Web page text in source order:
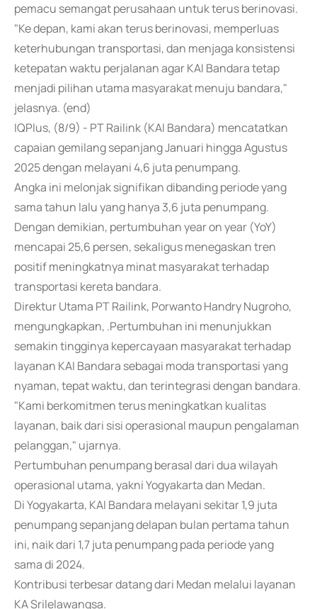
pemacu semangat perusahaan untuk terus berinovasi.
"Ke depan, kami akan terus berinovasi, memperluas
keterhubungan transportasi, dan menjaga konsistensi
ketepatan waktu perjalanan agar KAI Bandara tetap
menjadi pilihan utama masyarakat menuju bandara,"
jelasnya. (end)
IQPlus, (8/9) - PT Railink (KAI Bandara) mencatatkan
capaian gemilang sepanjang Januari hingga Agustus
2025 dengan melayani 4,6 juta penumpang.
Angka ini melonjak signifikan dibanding periode yang
sama tahun lalu yang hanya 3,6 juta penumpang.
Dengan demikian, pertumbuhan year on year (YoY)
mencapai 25,6 persen, sekaligus menegaskan tren
positif meningkatnya minat masyarakat terhadap
transportasi kereta bandara.
Direktur Utama PT Railink, Porwanto Handry Nugroho,
mengungkapkan, .Pertumbuhan ini menunjukkan
semakin tingginya kepercayaan masyarakat terhadap
layanan KAI Bandara sebagai moda transportasi yang
nyaman, tepat waktu, dan terintegrasi dengan bandara.
"Kami berkomitmen terus meningkatkan kualitas
layanan, baik dari sisi operasional maupun pengalaman
pelanggan," ujarnya.
Pertumbuhan penumpang berasal dari dua wilayah
operasional utama, yakni Yogyakarta dan Medan.
Di Yogyakarta, KAI Bandara melayani sekitar 1,9 juta
penumpang sepanjang delapan bulan pertama tahun
ini, naik dari 1,7 juta penumpang pada periode yang
sama di 2024.
Kontribusi terbesar datang dari Medan melalui layanan
KA Srilelawangsa.